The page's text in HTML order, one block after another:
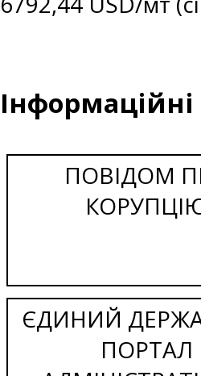
ПОВІДОМ
ЄДИНИЙ
ПОРТАЛ